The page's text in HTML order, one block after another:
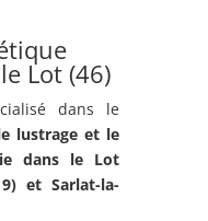
Lot (46)
dans le
lustrage et le
dans le Lot
etSarlat-la-